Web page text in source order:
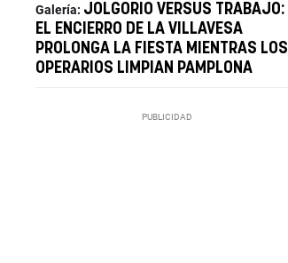
Galería: JOLGORIO VERSUS TRABAJO:
EL ENCIERRO DE LA VILLAVESA
PROLONGA LA FIESTA MIENTRAS LOS
OPERARIOS LIMPIAN PAMPLONA